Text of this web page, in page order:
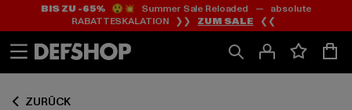
Zum
Inhalt
springen
Zum
Fußzeile
springen
BIS ZU -65%😲💥 Summer Sale Reloaded — absolute
RABATTESKALATION ❯❯ ZUM SALE ❮❮
ZURÜCK
Zum
Produktraster
springen